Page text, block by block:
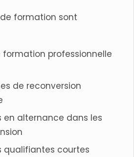
formation sont
formation professionnelle
de reconversion
en alternance dans les
qualifiantes courtes